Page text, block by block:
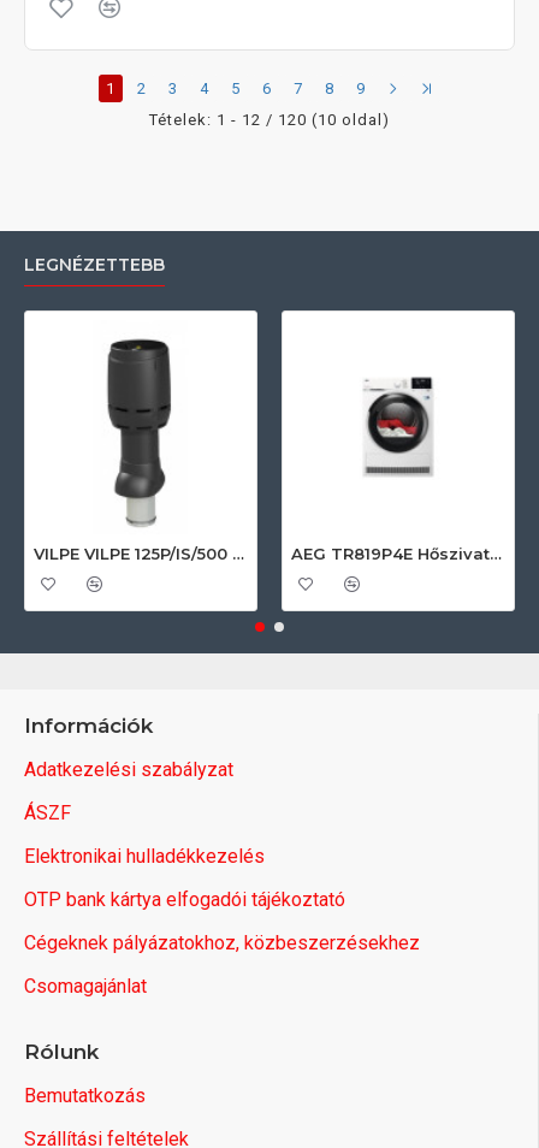
1 2 3 4 5 6 7 8
9
Tételek: 1 - 12 / 120 (10 oldal)
LEGNÉZETTEBB
VILPE VILPE 125P/IS/500 FLOW tetőszellőző, fekete Szellőztető ventilátor tartozékok AEG TR819P4E Hőszivattyús szárítógép
Információk
Adatkezelési szabályzat
ÁSZF
Elektronikai hulladékkezelés
OTP bank kártya elfogadói tájékoztató
Cégeknek pályázatokhoz, közbeszerzésekhez
Csomagajánlat
Rólunk
Bemutatkozás
Szállítási feltételek